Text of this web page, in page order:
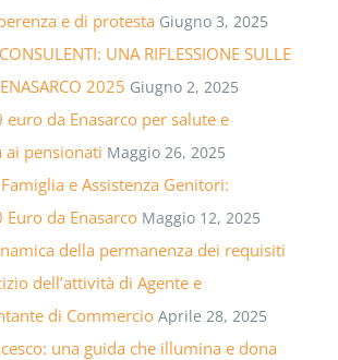
e di protesta Giugno 3, 2025
UNA RIFLESSIONE SULLE
2025 Giugno 2, 2025
euro da Enasarco per salute e
ai pensionati Maggio 26, 2025
e Assistenza Genitori:
da Enasarco Maggio 12, 2025
della permanenza dei requisiti
dell’attività di Agente e
di Commercio Aprile 28, 2025
una guida che illumina e dona